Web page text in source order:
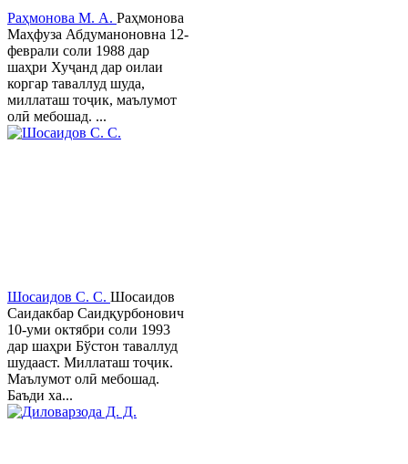
Раҳмонова М. А. Раҳмонова
Маҳфуза Абдуманоновна 12-
феврали соли 1988 дар
шаҳри Хуҷанд дар оилаи
коргар таваллуд шуда,
миллаташ тоҷик, маълумот
олӣ мебошад. ...
Шосаидов С. С. Шосаидов
Саидакбар Саидқурбонович
10-уми октябри соли 1993
дар шаҳри Бўстон таваллуд
шудааст. Миллаташ тоҷик.
Маълумот олӣ мебошад.
Баъди ха...